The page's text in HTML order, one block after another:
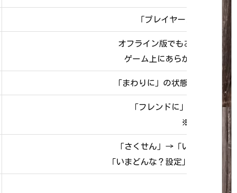
「プレイヤースキル」の
オフライン版でもお馴染み 「
ゲーム上にあらかじめ用意さ
「まわりに」の状態でのチャッ
「フレンドに」の状態での
※フレンド同
「さくせん」→「いろいろ設定
「いまどんな？設定」で「仲間募
「どこでも